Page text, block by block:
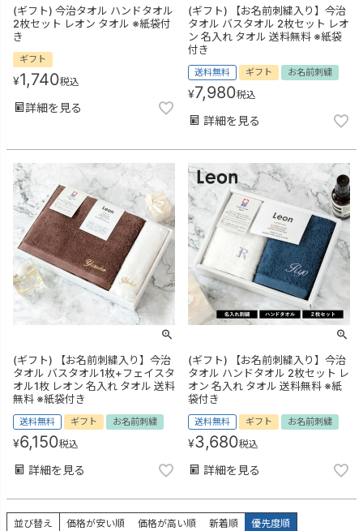
(ギフト) 今治タオル ハンドタオル
2枚セット レオン タオル ※紙袋付
き
ギフト
¥1,740税込
詳細を見る
(ギフト) 【お名前刺繍入り】今治
タオル バスタオル 2枚セット レオ
ン 名入れ タオル 送料無料 ※紙袋
付き
送料無料 ギフト お名前刺繍
¥7,980税込
詳細を見る
(ギフト) 【お名前刺繍入り】今治
タオル バスタオル1枚+フェイスタ
オル1枚 レオン 名入れ タオル 送料
無料 ※紙袋付き
送料無料 ギフト お名前刺繍
¥6,150税込
詳細を見る
(ギフト) 【お名前刺繍入り】今治
タオル ハンドタオル 2枚セット レ
オン 名入れ タオル 送料無料 ※紙
袋付き
送料無料 ギフト お名前刺繍
¥3,680税込
詳細を見る
並び替え 価格が安い順 価格が高い順 新着順 優先度順